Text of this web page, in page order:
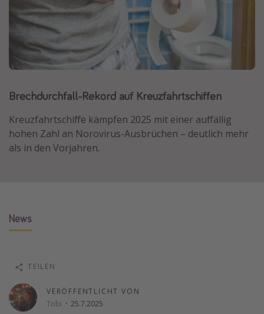
Reiseziele
Alle Reiseziele
Bodensee Urlaub
Gozo Urlaub
Normandie Urlaub
St. Lucia Urlaub
Kefalonia Urlaub
Japan Rundreise
Wellnessurlaub
Brechdurchfall-Rekord auf Kreuzfahrtschiffen
Kreuzfahrtschiffe kämpfen 2025 mit einer auffällig
hohen Zahl an Norovirus-Ausbrüchen – deutlich mehr
als in den Vorjahren.
News
VERÖFFENTLICHT VON
Tobi · 25.7.2025
TEILEN